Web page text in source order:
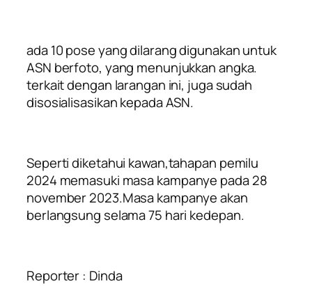
ada 10 pose yang dilarang digunakan untuk
ASN berfoto, yang menunjukkan angka.
terkait dengan larangan ini, juga sudah
disosialisasikan kepada ASN.
Seperti diketahui kawan,tahapan pemilu
2024 memasuki masa kampanye pada 28
november 2023.Masa kampanye akan
berlangsung selama 75 hari kedepan.
Reporter : Dinda